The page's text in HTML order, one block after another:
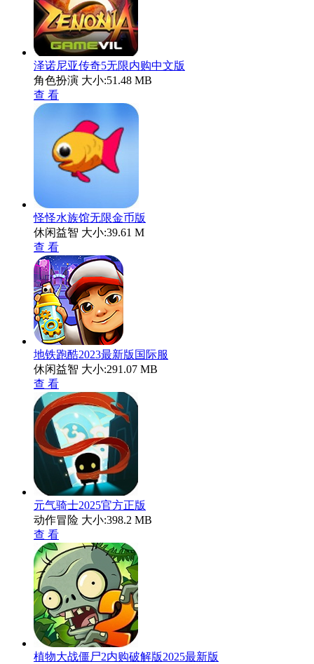
泽诺尼亚传奇5无限内购中文版
角色扮演 大小:51.48 MB
查 看
怪怪水族馆无限金币版
休闲益智 大小:39.61 M
查 看
地铁跑酷2023最新版国际服
休闲益智 大小:291.07 MB
查 看
元气骑士2025官方正版
动作冒险 大小:398.2 MB
查 看
植物大战僵尸2内购破解版2025最新版